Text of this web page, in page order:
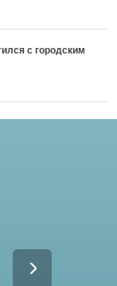
с городским